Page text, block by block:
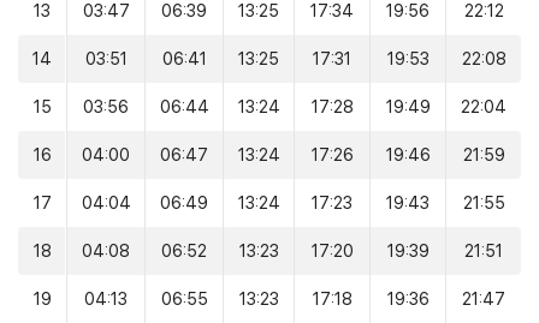
13 03:47 06:39 13:25 17:34 19:56 22:12
14 03:51 06:41 13:25 17:31 19:53 22:08
15 03:56 06:44 13:24 17:28 19:49 22:04
16 04:00 06:47 13:24 17:26 19:46 21:59
17 04:04 06:49 13:24 17:23 19:43 21:55
18 04:08 06:52 13:23 17:20 19:39 21:51
19 04:13 06:55 13:23 17:18 19:36 21:47